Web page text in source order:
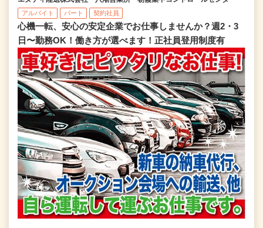
アルバイト パート 契約社員
心機一転、安心の安定企業でお仕事しませんか？週2・3
日〜勤務OK！働き方が選べます！正社員登用制度有